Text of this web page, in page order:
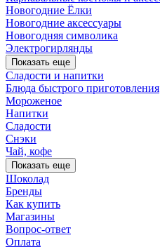
Новогодние Ёлки
Новогодние аксессуары
Новогодняя символика
Электрогирлянды
Показать еще
Сладости и напитки
Блюда быстрого приготовления
Мороженое
Напитки
Сладости
Снэки
Чай, кофе
Показать еще
Шоколад
Бренды
Как купить
Магазины
Вопрос-ответ
Оплата